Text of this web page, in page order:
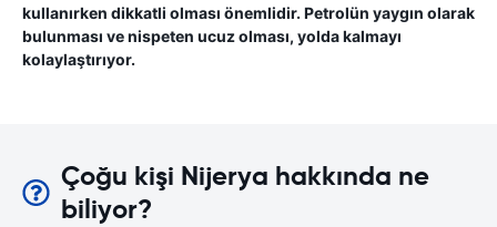
kullanırken dikkatli olması önemlidir. Petrolün yaygın olarak
bulunması ve nispeten ucuz olması, yolda kalmayı
kolaylaştırıyor.
Çoğu kişi Nijerya hakkında ne
biliyor?